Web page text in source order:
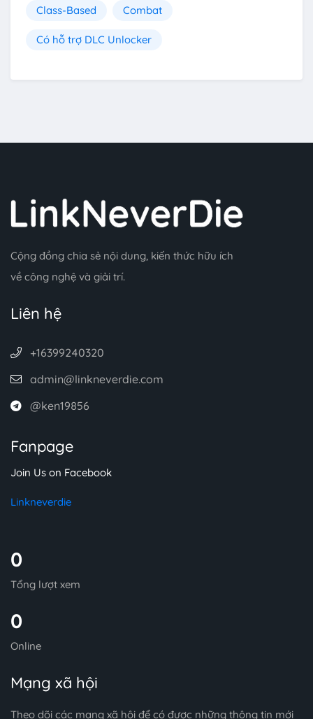
Class-Based Combat
Có hỗ trợ DLC Unlocker
Cộng đồng chia sẻ nội dung, kiến thức hữu ích
về công nghệ và giải trí.
Liên hệ
+16399240320
admin@linkneverdie.com
@ken19856
Fanpage
Join Us on Facebook
Linkneverdie
0
Tổng lượt xem
0
Online
Mạng xã hội
Theo dõi các mạng xã hội để có được những thông tin mới